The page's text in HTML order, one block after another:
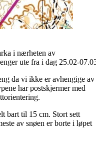
i nærheten av
ute fra i dag 25.02-
da vi ikke er avhengige av
har postskjermer med
bart til 15 cm. Stort sett
av snøen er borte i løpet